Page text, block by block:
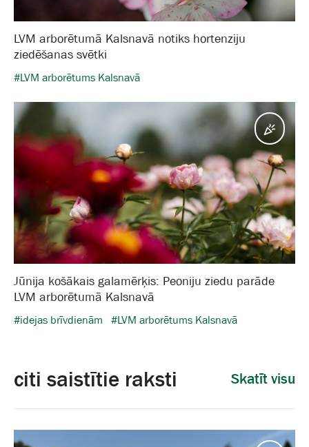
LVM arborētumā Kalsnavā notiks hortenziju
ziedēšanas svētki
#LVM arborētums Kalsnavā
Jūnija košākais galamērķis: Peoniju ziedu parāde
LVM arborētumā Kalsnavā
#idejas brīvdienām #LVM arborētums Kalsnavā
citi saistītie raksti Skatīt visu